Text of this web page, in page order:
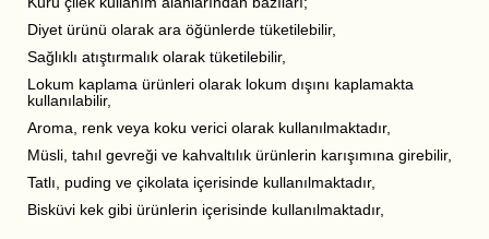
Diyet ürünü olarak ara öğünlerde tüketilebilir,
Sağlıklı atıştırmalık olarak tüketilebilir,
Lokum kaplama ürünleri olarak lokum dışını kaplamakta
kullanılabilir,
Aroma, renk veya koku verici olarak kullanılmaktadır,
Müsli, tahıl gevreği ve kahvaltılık ürünlerin karışımına girebilir,
Tatlı, puding ve çikolata içerisinde kullanılmaktadır,
Bisküvi kek gibi ürünlerin içerisinde kullanılmaktadır,